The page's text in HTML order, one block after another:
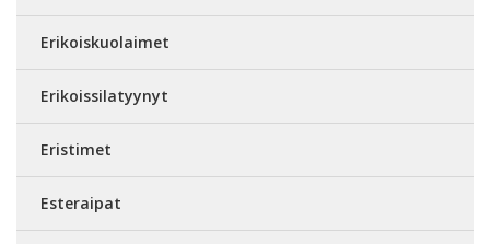
Erikoiskuolaimet
Erikoissilatyynyt
Eristimet
Esteraipat